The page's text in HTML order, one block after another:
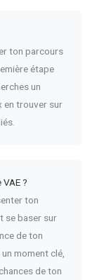
ton parcours
étape
un
en trouver sur
?
ton
se baser sur
de ton
moment clé,
de ton